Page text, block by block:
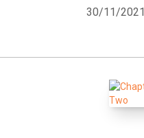
30/11/2021